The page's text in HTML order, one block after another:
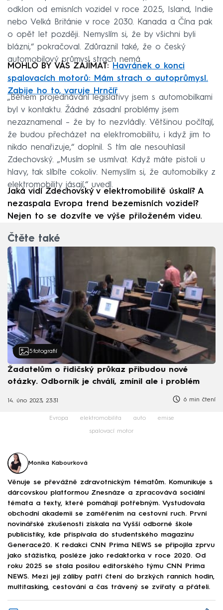
odklon od emisních vozidel v roce 2025, Island, Indie
nebo Velká Británie v roce 2030. Kanada a Čína pak
o opět let později. Nemyslím si, že by všichni byli
blázni,“ pokračoval. Zdůraznil také, že o český
automobilový průmysl strach nemá.
MOHLO BY VÁS ZAJÍMAT: Havránek o konci
spalovacích motorů: Mám strach o autoprůmysl.
Zabije ho to, varuje Hrnčíř
„Během projednávání legislativy jsem s automobilkami
byl v kontaktu. Žádné zásadní problémy jsem
nezaznamenal – že by to nezvládly. Většinou počítají,
že budou přecházet na elektromobilitu, i když jim to
nikdo nenařizuje,“ doplnil. S tím ale nesouhlasil
Zdechovský. „Musím se usmívat. Když máte pistoli u
hlavy, tak slíbíte cokoliv. Nemyslím si, že automobilky z
elektromobility jásají,“ uvedl.
Jaká vidí Zdechovský v elektromobilitě úskalí? A
nezaspala Evropa trend bezemisních vozidel?
Nejen to se dozvíte ve výše přiloženém videu.
Čtěte také
5 fotografií
Žadatelům o řidičský průkaz přibudou nové
otázky. Odborník je chválí, zmínil ale i problém
14. úno 2023, 23:31 6 min čtení
Evropa elektromobilita auto emise
spalovací motor
Monika Kabourková
Věnuje se převážně zdravotnickým tématům. Komunikuje s
dárcovskou platformou Znesnáze a zpracovává sociální
témata a texty, které pomáhají potřebným. Vystudovala
obchodní akademii se zaměřením na cestovní ruch. První
novinářské zkušenosti získala na Vyšší odborné škole
publicistiky, kde přispívala do studentského magazínu
Generace20. K redakci CNN Prima NEWS se připojila zprvu
jako stážistka, posléze jako redaktorka v roce 2020. Od
roku 2025 se stala posilou editorského týmu CNN Prima
NEWS. Mezi její záliby patří čtení do brzkých ranních hodin,
multitasking, cestování a čas trávený se zvířaty a přáteli.